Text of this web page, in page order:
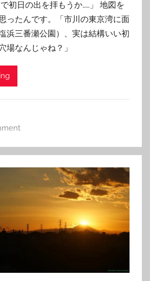
初日の出を拝もうか……」 地図を
ったんです。「市川の東京湾に面
浜三番瀬公園）、実は結構いい初
場なんじゃね？」